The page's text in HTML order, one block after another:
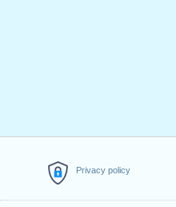
Privacy policy